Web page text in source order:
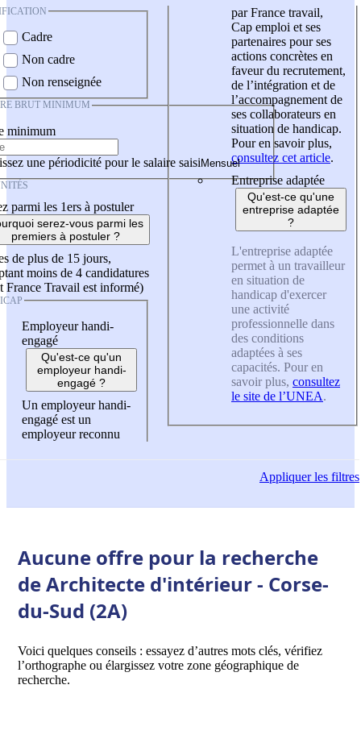
Cadre
Non cadre
Non renseignée
BRUT MINIMUM
minimum
une périodicité pour le salaire saisi
parmi les 1ers à postuler
serez-vous parmi les
premiers à postuler ?
de plus de 15 jours,
moins de 4 candidatures
France Travail est informé)
Employeur handi-
engagé
Qu'est-ce qu'un
employeur handi-
engagé ?
Un employeur handi-
engagé est un
employeur reconnu
par France travail,
Cap emploi et ses
partenaires pour ses
actions concrètes en
faveur du recrutement,
de l’intégration et de
l’accompagnement de
ses collaborateurs en
situation de handicap.
Pour en savoir plus,
consultez cet article.
Entreprise adaptée
Qu'est-ce qu'une
entreprise adaptée
?
L'entreprise adaptée
permet à un travailleur
en situation de
handicap d'exercer
une activité
professionnelle dans
des conditions
adaptées à ses
capacités. Pour en
savoir plus, consultez
le site de l’UNEA.
Appliquerles filtres
Aucune offre pour la recherche
de Architecte d'intérieur - Corse-
du-Sud (2A)
Voici quelques conseils : essayez d’autres mots clés, vérifiez
l’orthographe ou élargissez votre zone géographique de
recherche.